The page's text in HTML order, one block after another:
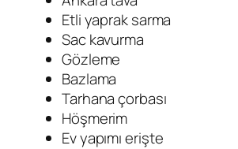
Etli yaprak sarma
Sac kavurma
Gözleme
Bazlama
Tarhana çorbası
Höşmerim
Ev yapımı erişte